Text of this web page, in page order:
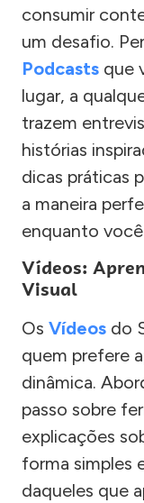
consumir
um desafio.
Podcasts que
lugar, a
trazem
histórias
dicas práticas
a maneira
enquanto
Vídeos:
Visual
Os Vídeos do
quem prefere
dinâmica.
passo sobre
explicações
forma simples
daqueles que